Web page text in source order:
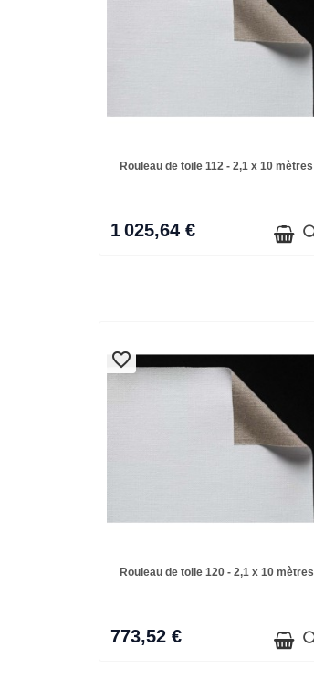
Rouleau de toile 112 - 2,1 x 10 mètres
1 025,64 €
favorite_border
favorite_border
Rouleau de toile 120 - 2,1 x 10 mètres
773,52 €